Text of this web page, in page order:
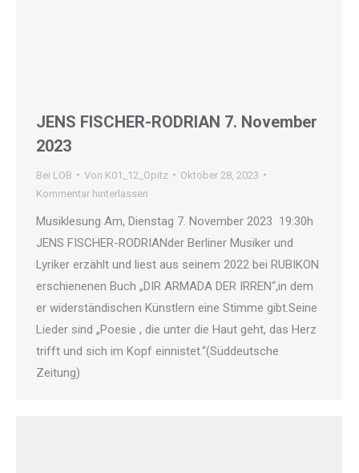
JENS FISCHER-RODRIAN 7. November
2023
Bei LOB Von K01_12_Opitz
Oktober 28, 2023
Kommentar hinterlassen
Musiklesung Am, Dienstag 7. November 2023 19:30h
JENS FISCHER-RODRIANder Berliner Musiker und
Lyriker erzählt und liest aus seinem 2022 bei RUBIKON
erschienenen Buch „DIR ARMADA DER IRREN“,in dem
er widerständischen Künstlern eine Stimme gibt.Seine
Lieder sind „Poesie , die unter die Haut geht, das Herz
trifft und sich im Kopf einnistet.“(Süddeutsche
Zeitung)